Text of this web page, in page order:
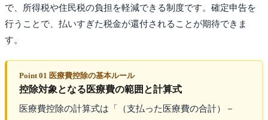
で、所得税や住民税の負担を軽減できる制度です。確定申告を
行うことで、払いすぎた税金が還付されることが期待できま
す。
Point 01 医療費控除の基本ルール
控除対象となる医療費の範囲と計算式
医療費控除の計算式は「（支払った医療費の合計）－